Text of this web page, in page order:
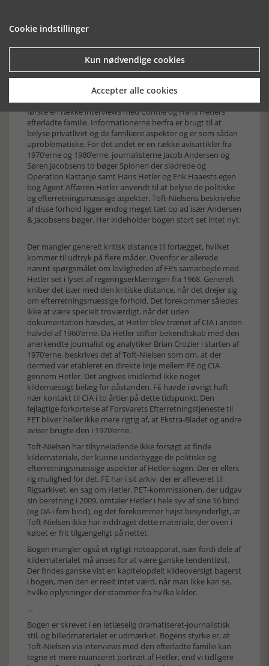
journalistiske med- og modspillere, skrev i sin nekrolog:
”Han var et dumt svin. Alligevel kunne jeg modstræbende
godt lide ham. Han var også en festlig fyr, der ikke var bange
for at udføre en vennetjeneste. Hav det godt dernede,
Frank Toft-Nielsen bog bygger på to kildegrupper. For det
første en række interviews med Connie og Hans Hetlers
efterladte familie. Informationerne herfra er brugt til at
belyse privatlivet og de familiære aspekter og er som sådan
uproblematiske. For det andet er en række avisartikler fra
1970’erne og 1980’erne, journalisterne Jacob Andersen og
Søren Jacobsens to bøger Spionen der sladrede og
Operation Kastanje samt Hans Hetler og Erik Haaests egen
bog Agent Affæren Hetler anvendt til at belyse de politiske
og efterretningsmæssige aspekter. Toft-Nielsens beskrivelse
af disse forhold ligger endog meget tæt op ad især Andersen
& Jacobsens bøger. Her indeholder bogen stort set intet nyt.
Der mangler generelt kritisk distance til forlægget, hvilket
kommer til udtryk på flere måder. Ovenfor er allerede
nævnt spørgsmålet om lovligheden af FE’s samarbejde med
Hetler set i lyset af regeringserklæringen fra 1968. Generelt
kniber det især med den kritiske distance, når det drejer sig
om efterretningsmæssige forhold. Det forekommer således
ikke at være specielt troværdigt, når det uden
dokumentation hævdes, at Hetler blev trænet af CIA i anden
halvdel af 1960’erne. Da Hetler stifter bekendtskab med den
anerkendte journalist og analytiker Brian Crozier i starten af
1970’erne, beskrives det af Toft-Nielsen som om, at der
dermed var etableret en direkte linje mellem FE og CIA
gennem Hetler. Det angives imidlertid ikke noget
kildemæssigt belæg for påstanden. FE havde i øvrigt haft
nær kontakt til CIA i to årtier på dette tidspunkt. Den
fejlagtige forkortelse af Forsvarets Efterretningstjeneste til
FET bliver heller ikke mere rigtig af, at Ekstra-Bladet og andre
aviser brugte den i 1970’erne.
Toft-Nielsen har tilsyneladende ikke forsøgt at finde
kildemateriale, der kunne underbygge de politiske og
efterretningsmæssige aspekter af Hetler-sagen. Der er ellers
rig mulighed for det. FE har i sit arkiv, der er afleveret til
Rigsarkivet, en sag om Hetler. PET-kommissionen, der udgav
sin beretning i 2009, omtaler Hetler i hele syv af sine 16 bind
(og DA i fem bind), og det forekommer højst besynderligt, at
Toft-Nielsen ikke har inddraget dette materiale, der oven i
købet er frit tilgængeligt på nettet.
Bogen mangler også et rigtigt noteapparat, især fordi dele af
kildematerialet må anses for at være ganske tendentiøst.
Der findes ganske vist en kapitelopdelt kildeoversigt bagerst
i bogen, men den er reelt intet værd, når man ikke kan se,
hvilke oplysninger der stammer fra hvilke kilder.
…
Bogen er skrevet i en letlæselig dramatiseret-journalistisk
stil, og billedmaterialet er udmærket. Bogens styrke er, at
Toft-Nielsen via interviews med den efterladte familie kan
tegne et mere nuanceret portræt af Hetler, end vi tidligere
Cookie indstillinger
Kun nødvendige cookies
Accepter alle cookies